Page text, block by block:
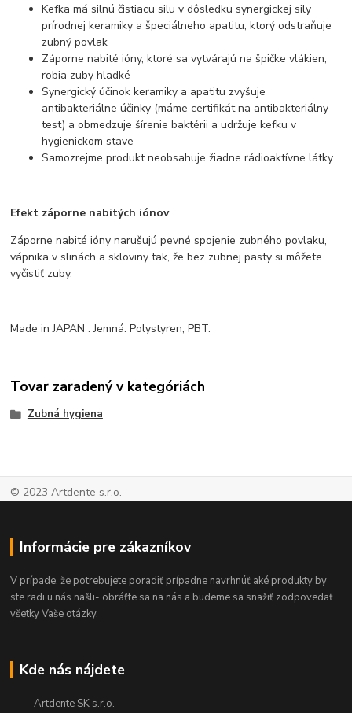
Kefka má silnú čistiacu silu v dôsledku synergickej sily
prírodnej keramiky a špeciálneho apatitu, ktorý odstraňuje
zubný povlak
Záporne nabité ióny, ktoré sa vytvárajú na špičke vlákien,
robia zuby hladké
Synergický účinok keramiky a apatitu zvyšuje
antibakteriálne účinky (máme certifikát na antibakteriálny
test) a obmedzuje šírenie baktérii a udržuje kefku v
hygienickom stave
Samozrejme produkt neobsahuje žiadne rádioaktívne látky
Efekt záporne nabitých iónov
Záporne nabité ióny narušujú pevné spojenie zubného povlaku,
vápnika v slinách a skloviny tak, že bez zubnej pasty si môžete
vyčistiť zuby.
Made in JAPAN . Jemná. Polystyren, PBT.
Tovar zaradený v kategóriách
Zubná hygiena
© 2023 Artdente s.r.o.
Informácie pre zákazníkov
V prípade, že potrebujete poradiť prípadne navrhnúť aké produkty by
ste radi u nás našli- obráťte sa na nás a budeme sa snažiť zodpovedať
všetky Vaše otázky.
Kde nás nájdete
Artdente SK s.r.o.